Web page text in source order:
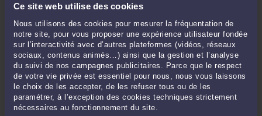
Ce site web utilise des cookies
Nous utilisons des cookies pour mesurer la fréquentation de
notre site, pour vous proposer une expérience utilisateur fondée
sur l’interactivité avec d’autres plateformes (vidéos, réseaux
sociaux, contenus animés…) ainsi que la gestion et l’analyse
du suivi de nos campagnes publicitaires. Parce que le respect
de votre vie privée est essentiel pour nous, nous vous laissons
le choix de les accepter, de les refuser tous ou de les
paramétrer, à l’exception des cookies techniques strictement
nécessaires au fonctionnement du site.